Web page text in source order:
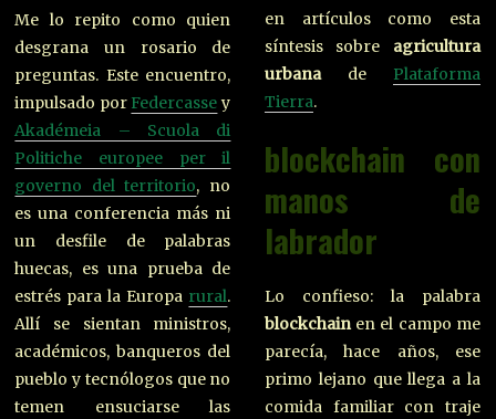
Me lo repito como quien
desgrana un rosario de
preguntas. Este encuentro,
impulsado por Federcassey
Akadémeia – Scuola di
Politiche europee per il
governo del territorio, no
es una conferencia más ni
un desfile de palabras
huecas, es una prueba de
estrés para la Europa rural.
Allí se sientan ministros,
académicos, banqueros del
pueblo y tecnólogos que no
temen ensuciarse las
en artículos como esta
síntesis sobre agricultura
urbanade Plataforma
Tierra.
blockchain con
manos de
labrador
Lo confieso: la palabra
blockchainen el campo me
parecía, hace años, ese
primo lejano que llega a la
comida familiar con traje